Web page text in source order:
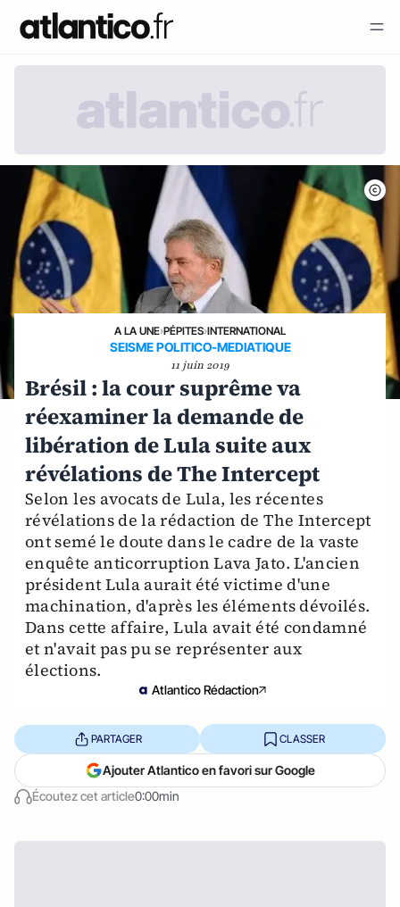
A LA UNE›PÉPITES›INTERNATIONAL
SEISME POLITICO-MEDIATIQUE
11 juin 2019
Brésil : la cour suprême va
réexaminer la demande de
libération de Lula suite aux
révélations de The Intercept
Selon les avocats de Lula, les récentes
révélations de la rédaction de The Intercept
ont semé le doute dans le cadre de la vaste
enquête anticorruption Lava Jato. L'ancien
président Lula aurait été victime d'une
machination, d'après les éléments dévoilés.
Dans cette affaire, Lula avait été condamné
et n'avait pas pu se représenter aux
élections.
Atlantico Rédaction
Écoutez cet article0:00min
PARTAGER CLASSER
Ajouter Atlantico en favori sur Google